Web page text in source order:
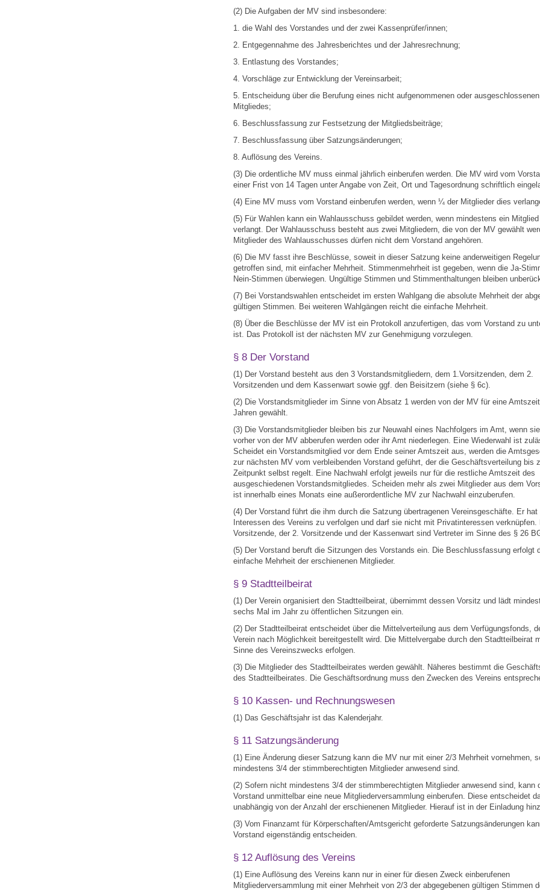
(2) Die Aufgaben der MV sind insbesondere:
1. die Wahl des Vorstandes und der zwei Kassenprüfer/innen;
2. Entgegennahme des Jahresberichtes und der Jahresrechnung;
3. Entlastung des Vorstandes;
4. Vorschläge zur Entwicklung der Vereinsarbeit;
5. Entscheidung über die Berufung eines nicht aufgenommenen oder ausgeschlossenen
Mitgliedes;
6. Beschlussfassung zur Festsetzung der Mitgliedsbeiträge;
7. Beschlussfassung über Satzungsänderungen;
8. Auflösung des Vereins.
(3) Die ordentliche MV muss einmal jährlich einberufen werden. Die MV wird vom
einer Frist von 14 Tagen unter Angabe von Zeit, Ort und Tagesordnung schriftlich
(4) Eine MV muss vom Vorstand einberufen werden, wenn ¼ der Mitglieder dies
(5) Für Wahlen kann ein Wahlausschuss gebildet werden, wenn mindestens ein
verlangt. Der Wahlausschuss besteht aus zwei Mitgliedern, die von der MV gewählt
Mitglieder des Wahlausschusses dürfen nicht dem Vorstand angehören.
(6) Die MV fasst ihre Beschlüsse, soweit in dieser Satzung keine anderweitigen
getroffen sind, mit einfacher Mehrheit. Stimmenmehrheit ist gegeben, wenn die Ja-
Nein-Stimmen überwiegen. Ungültige Stimmen und Stimmenthaltungen bleiben
(7) Bei Vorstandswahlen entscheidet im ersten Wahlgang die absolute Mehrheit der
gültigen Stimmen. Bei weiteren Wahlgängen reicht die einfache Mehrheit.
(8) Über die Beschlüsse der MV ist ein Protokoll anzufertigen, das vom Vorstand zu
ist. Das Protokoll ist der nächsten MV zur Genehmigung vorzulegen.
§ 8 Der Vorstand
(1) Der Vorstand besteht aus den 3 Vorstandsmitgliedern, dem 1.Vorsitzenden, dem 2.
Vorsitzenden und dem Kassenwart sowie ggf. den Beisitzern (siehe § 6c).
(2) Die Vorstandsmitglieder im Sinne von Absatz 1 werden von der MV für eine
Jahren gewählt.
(3) Die Vorstandsmitglieder bleiben bis zur Neuwahl eines Nachfolgers im Amt, wenn
vorher von der MV abberufen werden oder ihr Amt niederlegen. Eine Wiederwahl ist
Scheidet ein Vorstandsmitglied vor dem Ende seiner Amtszeit aus, werden die
zur nächsten MV vom verbleibenden Vorstand geführt, der die Geschäftsverteilung bis
Zeitpunkt selbst regelt. Eine Nachwahl erfolgt jeweils nur für die restliche Amtszeit des
ausgeschiedenen Vorstandsmitgliedes. Scheiden mehr als zwei Mitglieder aus dem
ist innerhalb eines Monats eine außerordentliche MV zur Nachwahl einzuberufen.
(4) Der Vorstand führt die ihm durch die Satzung übertragenen Vereinsgeschäfte. Er hat
Interessen des Vereins zu verfolgen und darf sie nicht mit Privatinteressen verknüpfen.
Vorsitzende, der 2. Vorsitzende und der Kassenwart sind Vertreter im Sinne des § 26
(5) Der Vorstand beruft die Sitzungen des Vorstands ein. Die Beschlussfassung erfolgt
einfache Mehrheit der erschienenen Mitglieder.
§ 9 Stadtteilbeirat
(1) Der Verein organisiert den Stadtteilbeirat, übernimmt dessen Vorsitz und lädt
sechs Mal im Jahr zu öffentlichen Sitzungen ein.
(2) Der Stadtteilbeirat entscheidet über die Mittelverteilung aus dem Verfügungsfonds,
Verein nach Möglichkeit bereitgestellt wird. Die Mittelvergabe durch den Stadtteilbeirat
Sinne des Vereinszwecks erfolgen.
(3) Die Mitglieder des Stadtteilbeirates werden gewählt. Näheres bestimmt die
des Stadtteilbeirates. Die Geschäftsordnung muss den Zwecken des Vereins
§ 10 Kassen- und Rechnungswesen
(1) Das Geschäftsjahr ist das Kalenderjahr.
§ 11 Satzungsänderung
(1) Eine Änderung dieser Satzung kann die MV nur mit einer 2/3 Mehrheit vornehmen,
mindestens 3/4 der stimmberechtigten Mitglieder anwesend sind.
(2) Sofern nicht mindestens 3/4 der stimmberechtigten Mitglieder anwesend sind, kann
Vorstand unmittelbar eine neue Mitgliederversammlung einberufen. Diese entscheidet
unabhängig von der Anzahl der erschienenen Mitglieder. Hierauf ist in der Einladung
(3) Vom Finanzamt für Körperschaften/Amtsgericht geforderte Satzungsänderungen
Vorstand eigenständig entscheiden.
§ 12 Auflösung des Vereins
(1) Eine Auflösung des Vereins kann nur in einer für diesen Zweck einberufenen
Mitgliederversammlung mit einer Mehrheit von 2/3 der abgegebenen gültigen Stimmen